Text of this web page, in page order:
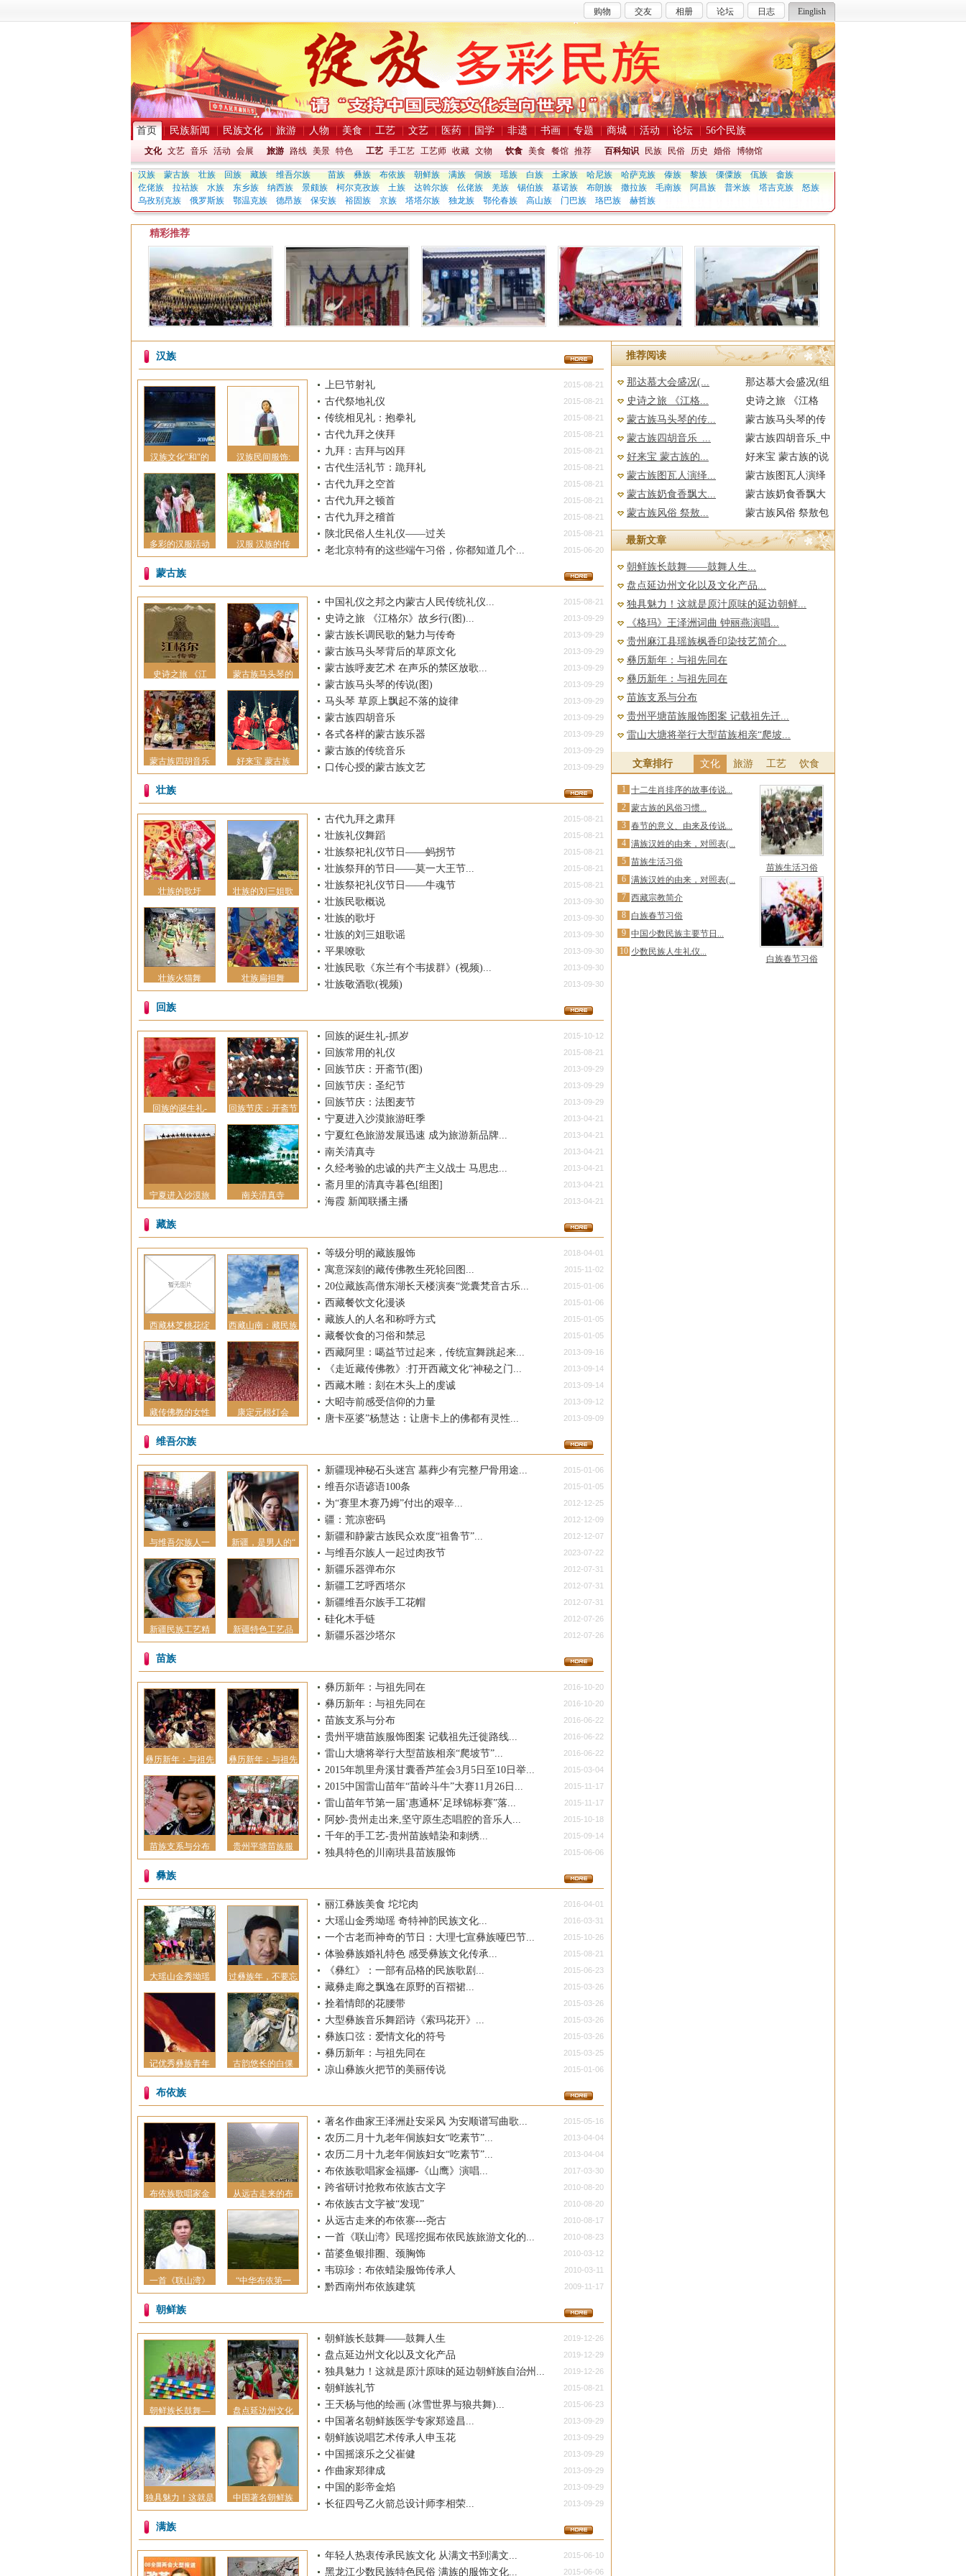
购物 交友 相册 论坛 日志 Einglish
首页 民族新闻 民族文化 旅游 人物 美食 工艺 文艺 医药 国学 非遗 书画 专题 商城 活动 论坛 56个民族
文化 文艺 音乐 活动 会展 旅游 路线 美景 特色 工艺 手工艺 工艺师 收藏 文物 饮食 美食 餐馆 推荐 百科知识 民族 民俗 历史 婚俗 博物馆
汉族 蒙古族 壮族 回族 藏族 维吾尔族 苗族 彝族 布依族 朝鲜族 满族 侗族 瑶族 白族 土家族 哈尼族 哈萨克族 傣族 黎族 傈僳族 佤族
畲族
仡佬族
拉祜族 水族 东乡族 纳西族 景颇族 柯尔克孜族 土族 达斡尔族 仫佬族 羌族 锡伯族 基诺族 布朗族 撒拉族 毛南族 阿昌族 普米族 塔吉克族
怒族
乌孜别克族
俄罗斯族 鄂温克族 德昂族 保安族 裕固族 京族 塔塔尔族 独龙族 鄂伦春族 高山族 门巴族 珞巴族 赫哲族
精彩推荐
2025贵州雷山苗 2025北京苗族新 暑假活动 | 来 威宁自治县“花 黔西市丘林村：“
汉族
汉族文化"和"的 汉族民间服饰:
多彩的汉服活动 汉服 汉族的传
2015-08-21
上巳节射礼
2015-08-21
古代祭地礼仪
2015-08-21
传统相见礼：抱拳礼
2015-08-21
古代九拜之侠拜
2015-08-21
九拜：吉拜与凶拜
2015-08-21
古代生活礼节：跪拜礼
2015-08-21
古代九拜之空首
2015-08-21
古代九拜之顿首
2015-08-21
古代九拜之稽首
2015-08-21
陕北民俗人生礼仪——过关
2015-06-20
老北京特有的这些端午习俗，你都知道几个...
蒙古族
史诗之旅 《江 蒙古族马头琴的
蒙古族四胡音乐 好来宝 蒙古族
2015-08-21
中国礼仪之邦之内蒙古人民传统礼仪...
2013-09-29
史诗之旅 《江格尔》故乡行(图)...
2013-09-29
蒙古族长调民歌的魅力与传奇
2013-09-29
蒙古族马头琴背后的草原文化
2013-09-29
蒙古族呼麦艺术 在声乐的禁区放歌...
2013-09-29
蒙古族马头琴的传说(图)
2013-09-29
马头琴 草原上飘起不落的旋律
2013-09-29
蒙古族四胡音乐
2013-09-29
各式各样的蒙古族乐器
2013-09-29
蒙古族的传统音乐
2013-09-29
口传心授的蒙古族文艺
壮族
壮族的歌圩 壮族的刘三姐歌
壮族火猫舞 壮族扁担舞
2015-08-21
古代九拜之肃拜
2015-08-21
壮族礼仪舞蹈
2015-08-21
壮族祭祀礼仪节日——蚂拐节
2015-08-21
壮族祭拜的节日——莫一大王节...
2015-08-21
壮族祭祀礼仪节日——牛魂节
2013-09-30
壮族民歌概说
2013-09-30
壮族的歌圩
2013-09-30
壮族的刘三姐歌谣
2013-09-30
平果嘹歌
2013-09-30
壮族民歌《东兰有个韦拔群》(视频)...
2013-09-30
壮族敬酒歌(视频)
回族
回族的诞生礼- 回族节庆：开斋节
宁夏进入沙漠旅 南关清真寺
2015-10-12
回族的诞生礼-抓岁
2015-08-21
回族常用的礼仪
2013-09-29
回族节庆：开斋节(图)
2013-09-29
回族节庆：圣纪节
2013-09-29
回族节庆：法图麦节
2013-04-21
宁夏进入沙漠旅游旺季
2013-04-21
宁夏红色旅游发展迅速 成为旅游新品牌...
2013-04-21
南关清真寺
2013-04-21
久经考验的忠诚的共产主义战士 马思忠...
2013-04-21
斋月里的清真寺暮色[组图]
2013-04-21
海霞 新闻联播主播
藏族
西藏林芝桃花绽 西藏山南：藏民族
藏传佛教的女性 康定元根灯会
2018-04-01
等级分明的藏族服饰
2015-11-02
寓意深刻的藏传佛教生死轮回图...
2015-01-06
20位藏族高僧东湖长天楼演奏“觉囊梵音古乐...
2015-01-06
西藏餐饮文化漫谈
2015-01-05
藏族人的人名和称呼方式
2015-01-05
藏餐饮食的习俗和禁忌
2013-09-16
西藏阿里：噶益节过起来，传统宣舞跳起来...
2013-09-14
《走近藏传佛教》:打开西藏文化“神秘之门...
2013-09-14
西藏木雕：刻在木头上的虔诚
2013-09-12
大昭寺前感受信仰的力量
2013-09-09
唐卡巫婆”杨慧达：让唐卡上的佛都有灵性...
维吾尔族
与维吾尔族人一 新疆，是男人的“
新疆民族工艺精 新疆特色工艺品
2015-01-06
新疆现神秘石头迷宫 墓葬少有完整尸骨用途...
2015-01-05
维吾尔语谚语100条
2012-12-25
为“赛里木赛乃姆”付出的艰辛...
2012-12-09
疆：荒凉密码
2012-12-07
新疆和静蒙古族民众欢度“祖鲁节”...
2023-07-22
与维吾尔族人一起过肉孜节
2012-07-31
新疆乐器弹布尔
2012-07-31
新疆工艺呼西塔尔
2012-07-31
新疆维吾尔族手工花帽
2012-07-26
硅化木手链
2012-07-26
新疆乐器沙塔尔
苗族
彝历新年：与祖先 彝历新年：与祖先
苗族支系与分布 贵州平塘苗族服
2016-10-20
彝历新年：与祖先同在
2016-10-20
彝历新年：与祖先同在
2016-06-22
苗族支系与分布
2016-06-22
贵州平塘苗族服饰图案 记载祖先迁徙路线...
2016-06-22
雷山大塘将举行大型苗族相亲“爬坡节”...
2015-03-04
2015年凯里舟溪甘囊香芦笙会3月5日至10日举...
2015-11-17
2015中国雷山苗年“苗岭斗牛”大赛11月26日...
2015-11-17
雷山苗年节第一届‘惠通杯’足球锦标赛”落...
2015-10-18
阿妙-贵州走出来,坚守原生态唱腔的音乐人...
2015-09-14
千年的手工艺-贵州苗族蜡染和刺绣...
2015-06-06
独具特色的川南珙县苗族服饰
彝族
大瑶山金秀坳瑶 过彝族年，不要忘
记优秀彝族青年 古韵悠长的白倮
2016-04-01
丽江彝族美食 坨坨肉
2016-03-31
大瑶山金秀坳瑶 奇特神韵民族文化...
2015-10-26
一个古老而神奇的节日：大理七宣彝族哑巴节...
2015-08-21
体验彝族婚礼特色 感受彝族文化传承...
2015-06-23
《彝红》：一部有品格的民族歌剧...
2015-03-26
藏彝走廊之飘逸在原野的百褶裙...
2015-03-26
拴着情郎的花腰带
2015-03-26
大型彝族音乐舞蹈诗《索玛花开》...
2015-03-26
彝族口弦：爱情文化的符号
2015-03-25
彝历新年：与祖先同在
2015-01-06
凉山彝族火把节的美丽传说
布依族
布依族歌唱家金 从远古走来的布
一首《联山湾》 “中华布依第一
2015-05-16
著名作曲家王泽洲赴安采风 为安顺谱写曲歌...
2013-04-04
农历二月十九老年侗族妇女“吃素节”...
2013-04-04
农历二月十九老年侗族妇女“吃素节”...
2017-03-30
布依族歌唱家金福娜-《山鹰》演唱...
2010-08-20
跨省研讨抢救布依族古文字
2010-08-20
布依族古文字被“发现”
2010-08-17
从远古走来的布依寨---尧古
2010-08-23
一首《联山湾》民瑶挖掘布依民族旅游文化的...
2010-03-12
苗婆鱼银排圈、颈胸饰
2010-03-11
韦琼珍：布依蜡染服饰传承人
2009-11-17
黔西南州布依族建筑
朝鲜族
朝鲜族长鼓舞— 盘点延边州文化
独具魅力！这就是 中国著名朝鲜族
2019-12-26
朝鲜族长鼓舞——鼓舞人生
2019-12-29
盘点延边州文化以及文化产品
2019-12-26
独具魅力！这就是原汁原味的延边朝鲜族自治州...
2015-08-21
朝鲜族礼节
2015-06-23
王天杨与他的绘画 (冰雪世界与狼共舞)...
2013-09-29
中国著名朝鲜族医学专家郑逵昌...
2013-09-29
朝鲜族说唱艺术传承人申玉花
2013-09-29
中国摇滚乐之父崔健
2013-09-29
作曲家郑律成
2013-09-29
中国的影帝金焰
2013-09-29
长征四号乙火箭总设计师李相荣...
满族
2015-06-10
年轻人热衷传承民族文化 从满文书到满文...
2015-06-06
黑龙江少数民族特色民俗 满族的服饰文化...
推荐阅读
那达慕大会盛况(...
那达慕大会盛况(组
图)_中国网
史诗之旅 《江格...
史诗之旅 《江格
尔》故乡行(图)_中国
网...
蒙古族马头琴的传...
蒙古族马头琴的传
说(图)_中国网
蒙古族四胡音乐_...
蒙古族四胡音乐_中
国网
好来宝 蒙古族的...
好来宝 蒙古族的说
唱艺术_中国网
蒙古族图瓦人演绎...
蒙古族图瓦人演绎
古老滑雪板(组图)_中
国网...
蒙古族奶食香飘大...
蒙古族奶食香飘大
草原_中国网
蒙古族风俗 祭敖...
蒙古族风俗 祭敖包
_中国网
最新文章
朝鲜族长鼓舞——鼓舞人生...
盘点延边州文化以及文化产品...
独具魅力！这就是原汁原味的延边朝鲜...
《格玛》王泽洲词曲 钟丽燕演唱...
贵州麻江县瑶族枫香印染技艺简介...
彝历新年：与祖先同在
彝历新年：与祖先同在
苗族支系与分布
贵州平塘苗族服饰图案 记载祖先迁...
雷山大塘将举行大型苗族相亲“爬坡...
文章排行 文化 旅游 工艺 饮食
1 十二生肖排序的故事传说...
2 蒙古族的风俗习惯...
3 春节的意义、由来及传说...
4 满族汉姓的由来，对照表(...
5 苗族生活习俗
6 满族汉姓的由来，对照表(...
7 西藏宗教简介
8
白族春节习俗
9 中国少数民族主要节日...
10 少数民族人生礼仪...
苗族生活习俗
白族春节习俗